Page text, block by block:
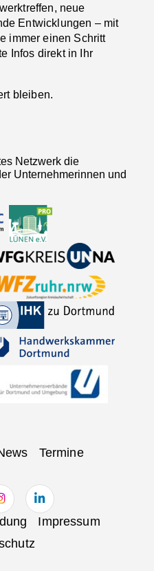
neue
Entwicklungen – mit
immer einen Schritt
Infos direkt in Ihr
bleiben.
Netzwerk die
Unternehmerinnen und
Termine
Impressum